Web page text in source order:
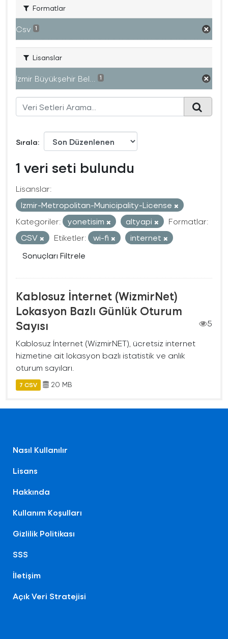
Formatlar
Csv 1
Lisanslar
İzmir Büyükşehir Bel... 1
Sırala
1 veri seti bulundu
Lisanslar:
Izmir-Metropolitan-Municipality-License
Kategoriler:
yonetisim altyapi
Formatlar:
CSV
Etiketler: wi-fi
internet
Sonuçları Filtrele
Kablosuz İnternet (WizmirNet)
Lokasyon Bazlı Günlük Oturum
Sayısı
5
Kablosuz İnternet (WizmirNET), ücretsiz internet
hizmetine ait lokasyon bazlı istatistik ve anlık
oturum sayıları.
7 CSV 20 MB
Nasıl Kullanılır
Lisans
Hakkında
Kullanım Koşulları
Gizlilik Politikası
SSS
İletişim
Açık Veri Stratejisi